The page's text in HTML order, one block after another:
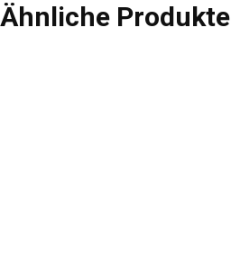
Ähnliche Produkte